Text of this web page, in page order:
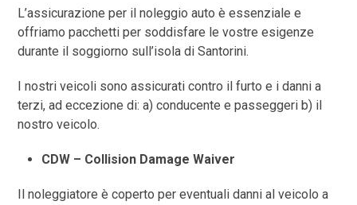
L’assicurazione per il noleggio auto è essenziale e
offriamo pacchetti per soddisfare le vostre esigenze
durante il soggiorno sull’isola di Santorini.
I nostri veicoli sono assicurati contro il furto e i danni a
terzi, ad eccezione di: a) conducente e passeggeri b) il
nostro veicolo.
CDW – Collision Damage Waiver
Il noleggiatore è coperto per eventuali danni al veicolo a